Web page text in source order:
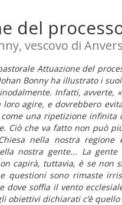
del
vescovo di
Attuazione del
Bonny ha illustrato i
Infatti, avverte,
loro agire, e dovrebbero
una ripetizione infinita
Ciò che va fatto non può
nella nostra
nostra gente... La
capirà, tuttavia, è se non
questioni sono rimaste
dove soffia il vento
obiettivi dichiarati c’è